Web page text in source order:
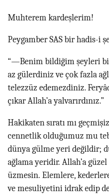
Muhterem kardeşlerim!
Peygamber SAS bir hadis-i
“—Benim bildiğim şeyleri
az gülerdiniz ve çok fazla
telezzüz edemezdiniz.
çıkar Allah’a yalvarırdınız.”
Hakikaten sıratı mı
cennetlik olduğumuz mu
dünya gülme yeri değildir;
ağlama yeridir. Allah’a
üzmesin. Elemlere,
ve mesuliyetini idrak edip